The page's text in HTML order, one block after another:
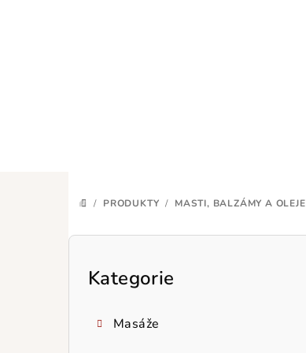
DOMŮ
/ PRODUKTY / MASTI, BALZÁMY A OLEJE
P
Přeskočit
Kategorie
Masáže